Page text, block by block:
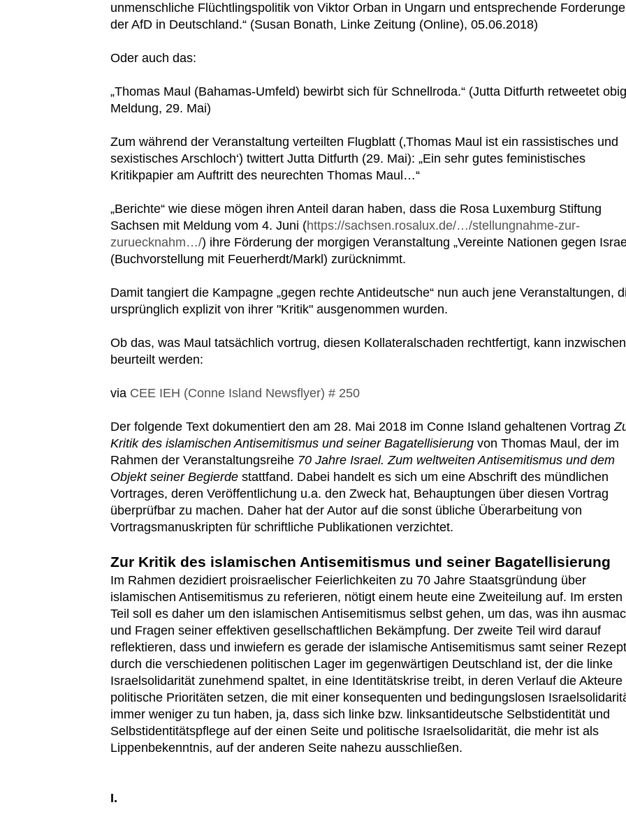
unmenschliche Flüchtlingspolitik von Viktor Orban in Ungarn und entsprechende
der AfD in Deutschland.“ (Susan Bonath, Linke Zeitung (Online), 05.06.2018)
Oder auch das:
„Thomas Maul (Bahamas-Umfeld) bewirbt sich für Schnellroda.“ (Jutta Ditfurth retweetet
Meldung, 29. Mai)
Zum während der Veranstaltung verteilten Flugblatt (‚Thomas Maul ist ein rassistisches und
sexistisches Arschloch‘) twittert Jutta Ditfurth (29. Mai): „Ein sehr gutes feministisches
Kritikpapier am Auftritt des neurechten Thomas Maul…“
„Berichte“ wie diese mögen ihren Anteil daran haben, dass die Rosa Luxemburg Stiftung
Sachsen mit Meldung vom 4. Juni (https://sachsen.rosalux.de/…/stellungnahme-zur-
zuruecknahm…/) ihre Förderung der morgigen Veranstaltung „Vereinte Nationen gegen
(Buchvorstellung mit Feuerherdt/Markl) zurücknimmt.
Damit tangiert die Kampagne „gegen rechte Antideutsche“ nun auch jene Veranstaltungen,
ursprünglich explizit von ihrer "Kritik" ausgenommen wurden.
Ob das, was Maul tatsächlich vortrug, diesen Kollateralschaden rechtfertigt, kann inzwischen
beurteilt werden:
via CEE IEH (Conne Island Newsflyer) # 250
Der folgende Text dokumentiert den am 28. Mai 2018 im Conne Island gehaltenen Vortrag
Kritik des islamischen Antisemitismus und seiner Bagatellisierung von Thomas Maul, der im
Rahmen der Veranstaltungsreihe 70 Jahre Israel. Zum weltweiten Antisemitismus und dem
Objekt seiner Begierde stattfand. Dabei handelt es sich um eine Abschrift des mündlichen
Vortrages, deren Veröffentlichung u.a. den Zweck hat, Behauptungen über diesen Vortrag
überprüfbar zu machen. Daher hat der Autor auf die sonst übliche Überarbeitung von
Vortragsmanuskripten für schriftliche Publikationen verzichtet.
Zur Kritik des islamischen Antisemitismus und seiner Bagatellisierung
Im Rahmen dezidiert proisraelischer Feierlichkeiten zu 70 Jahre Staatsgründung über
islamischen Antisemitismus zu referieren, nötigt einem heute eine Zweiteilung auf. Im ersten
Teil soll es daher um den islamischen Antisemitismus selbst gehen, um das, was ihn
und Fragen seiner effektiven gesellschaftlichen Bekämpfung. Der zweite Teil wird darauf
reflektieren, dass und inwiefern es gerade der islamische Antisemitismus samt seiner
durch die verschiedenen politischen Lager im gegenwärtigen Deutschland ist, der die linke
Israelsolidarität zunehmend spaltet, in eine Identitätskrise treibt, in deren Verlauf die Akteure
politische Prioritäten setzen, die mit einer konsequenten und bedingungslosen
immer weniger zu tun haben, ja, dass sich linke bzw. linksantideutsche Selbstidentität und
Selbstidentitätspflege auf der einen Seite und politische Israelsolidarität, die mehr ist als
Lippenbekenntnis, auf der anderen Seite nahezu ausschließen.
I.